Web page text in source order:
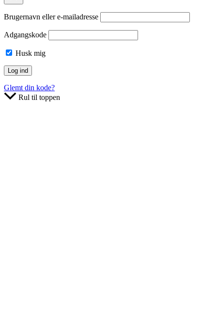
Brugernavn eller e-mailadresse
Adgangskode
Husk mig
Glemt din kode?
Rul til toppen